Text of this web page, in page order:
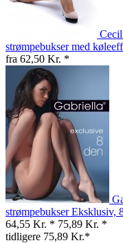
strømpebukser med
fra 62,50 Kr. *
strømpebukser Eksklusiv,
64,55 Kr. * 75,89 Kr. *
tidligere 75,89 Kr.*